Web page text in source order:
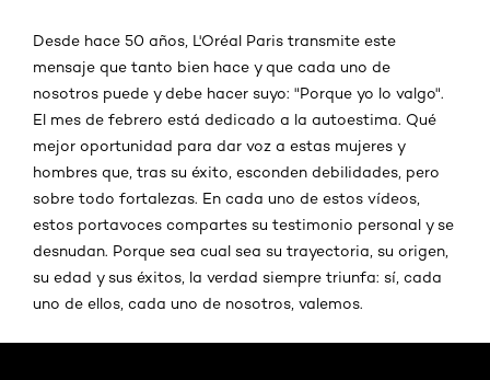
Desde hace 50 años, L'Oréal Paris transmite este
mensaje que tanto bien hace y que cada uno de
nosotros puede y debe hacer suyo: "Porque yo lo valgo".
El mes de febrero está dedicado a la autoestima. Qué
mejor oportunidad para dar voz a estas mujeres y
hombres que, tras su éxito, esconden debilidades, pero
sobre todo fortalezas. En cada uno de estos vídeos,
estos portavoces compartes su testimonio personal y se
desnudan. Porque sea cual sea su trayectoria, su origen,
su edad y sus éxitos, la verdad siempre triunfa: sí, cada
uno de ellos, cada uno de nosotros, valemos.